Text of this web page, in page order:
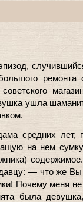
ремонта
ушла
средних лет,
на нем
— что же Вы
Почему меня
была